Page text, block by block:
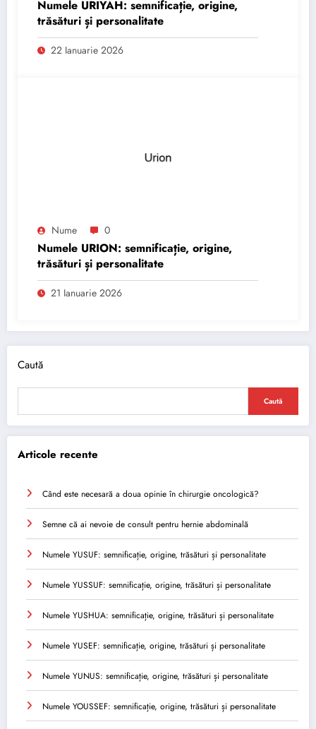
Numele URIYAH: semnificație, origine,
trăsături și personalitate
22 Ianuarie 2026
Nume 0
Numele URION: semnificație, origine,
trăsături și personalitate
21 Ianuarie 2026
Caută
Caută
Articole recente
Când este necesară a doua opinie în chirurgie oncologică?
Semne că ai nevoie de consult pentru hernie abdominală
Numele YUSUF: semnificație, origine, trăsături și personalitate
Numele YUSSUF: semnificație, origine, trăsături și personalitate
Numele YUSHUA: semnificație, origine, trăsături și personalitate
Numele YUSEF: semnificație, origine, trăsături și personalitate
Numele YUNUS: semnificație, origine, trăsături și personalitate
Numele YOUSSEF: semnificație, origine, trăsături și personalitate